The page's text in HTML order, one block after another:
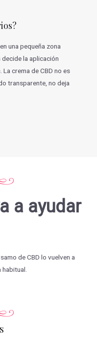
una pequeña zona
la aplicación
crema de CBD no es
transparente, no deja
a ayudar
de CBD lo vuelven a